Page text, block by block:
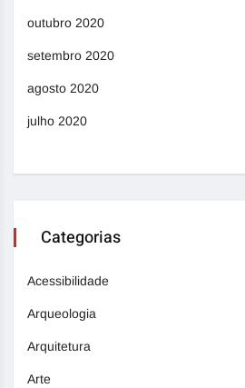
outubro 2020
setembro 2020
agosto 2020
julho 2020
Categorias
Acessibilidade
Arqueologia
Arquitetura
Arte